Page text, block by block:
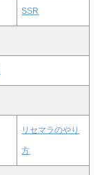
SSR
リセマラのやり
方